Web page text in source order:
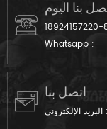
بنا اليوم
Whatsapp :
اتصل بنا
البريد الإلكتروني :